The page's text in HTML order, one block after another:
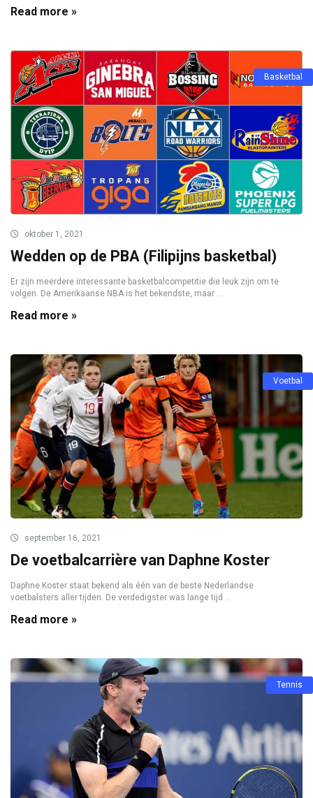
Read more »
Basketbal
oktober 1, 2021
Wedden op de PBA (Filipijns basketbal)
Er zijn meerdere interessante basketbalcompetitie die leuk zijn om te
volgen. De Amerikaanse NBA is het bekendste, maar ...
Read more »
Voetbal
september 16, 2021
De voetbalcarrière van Daphne Koster
Daphne Koster staat bekend als één van de beste Nederlandse
voetbalsters aller tijden. De verdedigster was lange tijd ...
Read more »
Tennis